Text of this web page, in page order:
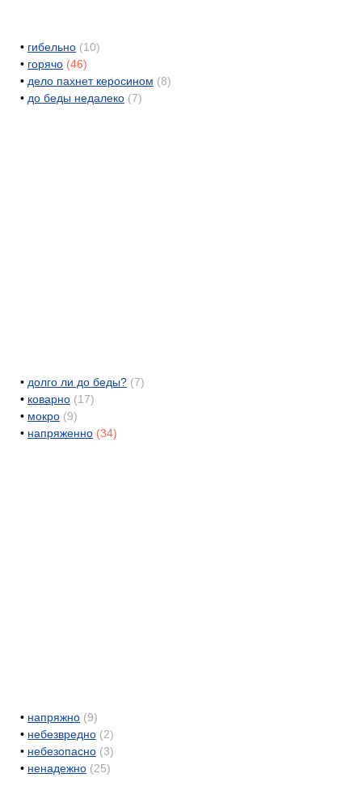
• гибельно (10)
• горячо (46)
• дело пахнет керосином (8)
• до беды недалеко (7)
• долго ли до беды? (7)
• коварно (17)
• мокро (9)
• напряженно (34)
• напряжно (9)
• небезвредно (2)
• небезопасно (3)
• ненадежно (25)